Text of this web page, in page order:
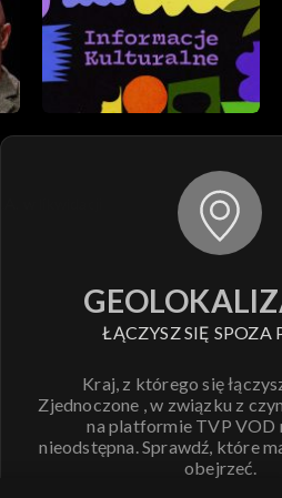
ŁĄCZYSZ SIĘ SPOZA
Kraj, z którego się
Zjednoczone , w związku z
na platformie TVP VOD
nieodstępna. Sprawdź, które
obejrzeć.